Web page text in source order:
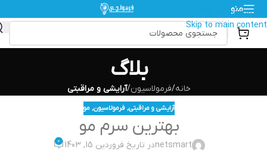
Skip to navigation
Skip to main content
منو
بلاگ
خانه/فرمولاسیون/آرایشی و مراقبتی
آرایشی و مراقبتی, فرمولاسیون, مو
بهترین سرم مو
netsmartدر تاریخ فروردین 15, 1403 0